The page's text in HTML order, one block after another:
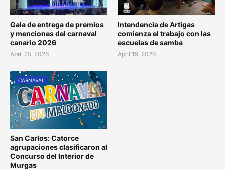
Gala de entrega de premios
y menciones del carnaval
canario 2026
April 25, 2026
Intendencia de Artigas
comienza el trabajo con las
escuelas de samba
April 19, 2026
CARNAVAL
San Carlos: Catorce
agrupaciones clasificaron al
Concurso del Interior de
Murgas